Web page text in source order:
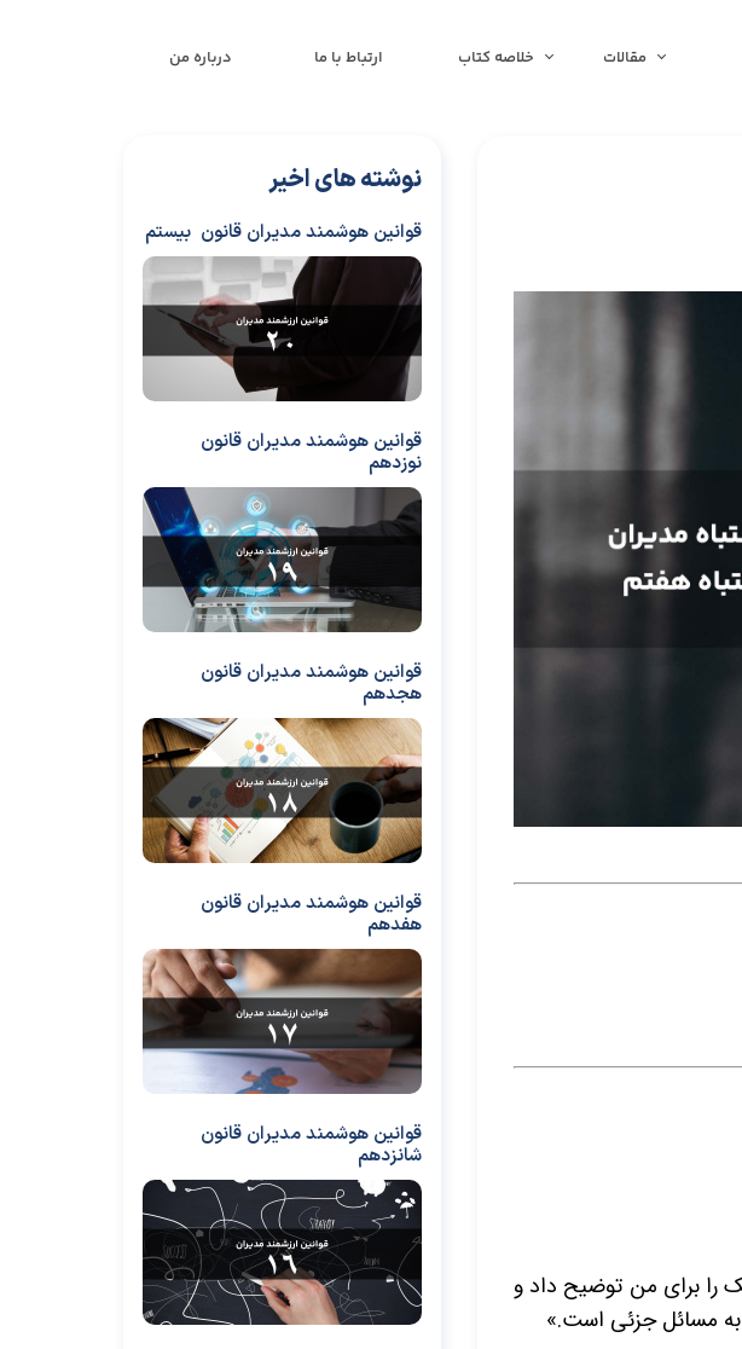
درباره من ارتباط با ما خلاصه کتاب مقالات
را برای من توضیح داد و
به مسائل جزئی است.»
قوانین هوشمند مدیران قانون بیستم
قوانین هوشمند مدیران قانون
نوزدهم
قوانین هوشمند مدیران قانون
هجدهم
قوانین هوشمند مدیران قانون
هفدهم
قوانین هوشمند مدیران قانون
شانزدهم
نوشته های اخیر